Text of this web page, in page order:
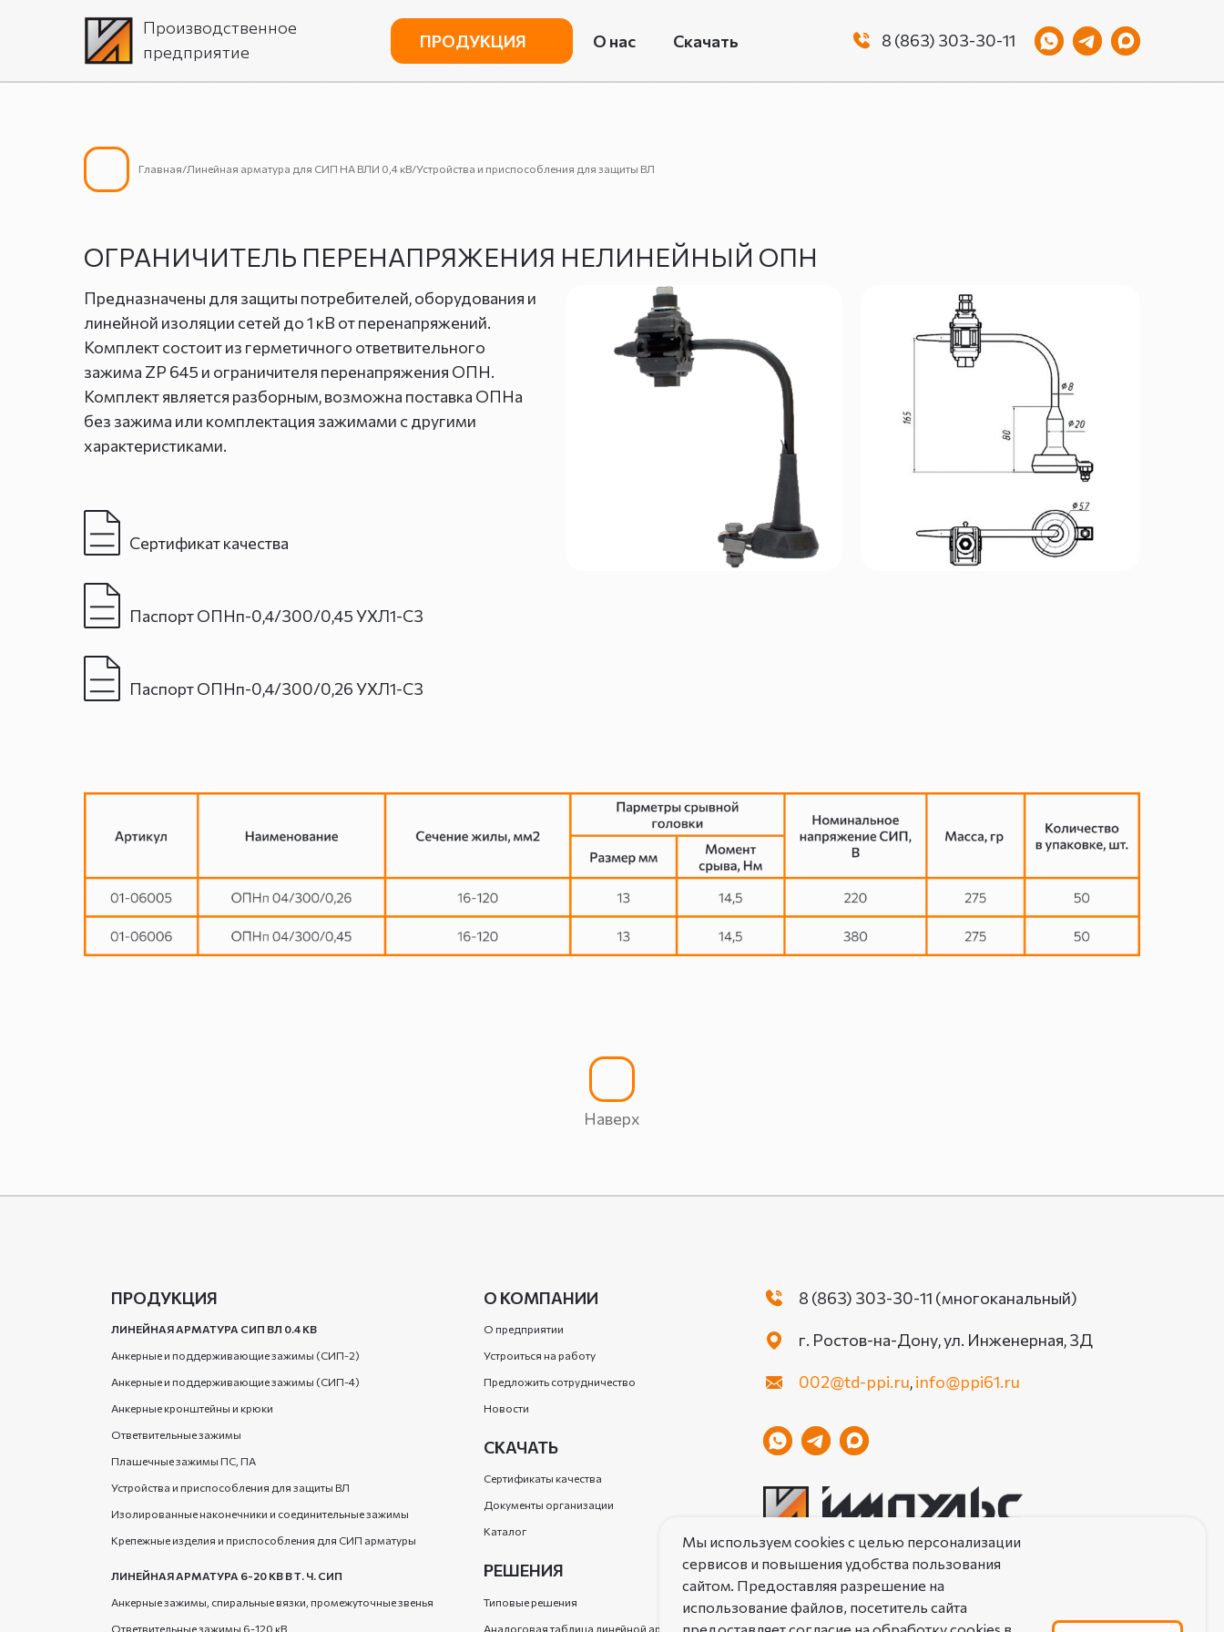
8 (863) 303-30-11
Производственное
предприятие
Скачать
О нас
ПРОДУКЦИЯ
ОГРАНИЧИТЕЛЬ ПЕРЕНАПРЯЖЕНИЯ НЕЛИНЕЙНЫЙ ОПН
Главная/Линейная арматура для СИП НА ВЛИ 0,4 кВ/Устройства и приспособления для защиты ВЛ
Предназначены для защиты потребителей, оборудования и
линейной изоляции сетей до 1 кВ от перенапряжений.
Комплект состоит из герметичного ответвительного
зажима ZP 645 и ограничителя перенапряжения ОПН.
Комплект является разборным, возможна поставка ОПНа
без зажима или комплектация зажимами с другими
характеристиками.
Паспорт ОПНп-0,4/300/0,45 УХЛ1-С3
Паспорт ОПНп-0,4/300/0,26 УХЛ1-С3
Сертификат качества
Наверх
Мы используем cookies с целью персонализации
сервисов и повышения удобства пользования
сайтом. Предоставляя разрешение на
использование файлов, посетитель сайта
Аналоговая таблица линейной арматуры
Типовые решения
РЕШЕНИЯ
Каталог
Документы организации
Сертификаты качества
СКАЧАТЬ
Новости
Предложить сотрудничество
Устроиться на работу
О предприятии
О КОМПАНИИ
ЛИНЕЙНАЯ АРМАТУРА 6-20 КВ В Т. Ч. СИП
Ответвительные зажимы 6-120 кВ
Анкерные зажимы, спиральные вязки, промежуточные звенья
Крепежные изделия и приспособления для СИП арматуры
Изолированные наконечники и соединительные зажимы
Устройства и приспособления для защиты ВЛ
Плашечные зажимы ПС, ПА
Ответвительные зажимы
Анкерные кронштейны и крюки
Анкерные и поддерживающие зажимы (СИП-4)
Анкерные и поддерживающие зажимы (СИП-2)
ЛИНЕЙНАЯ АРМАТУРА СИП ВЛ 0.4 КВ
ПРОДУКЦИЯ
002@td-ppi.ru,info@ppi61.ru
г. Ростов-на-Дону, ул. Инженерная, 3Д
8 (863) 303-30-11 (многоканальный)
ПОЛЬЗОВАТЕЛЬСКОЕ СОГЛАШЕНИЕ ОБ ИСПОЛЬЗОВАНИИ САЙТА